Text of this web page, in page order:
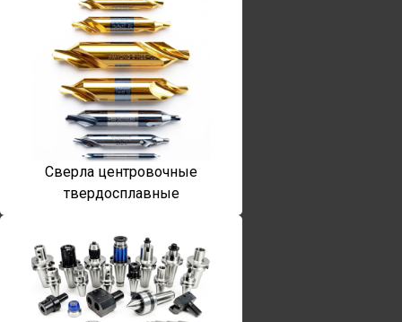
Сверла центровочные
твердосплавные